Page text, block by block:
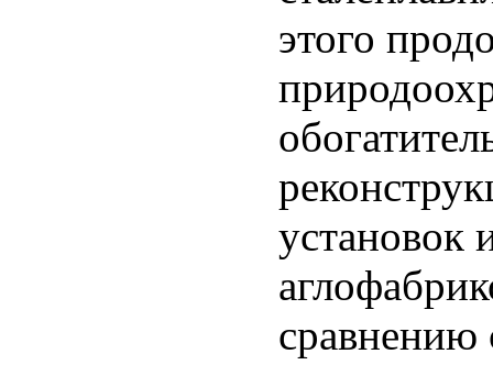
этого
установок